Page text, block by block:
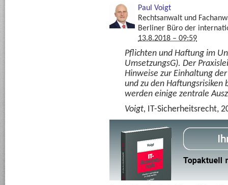
Paul Voigt
Rechtsanwalt und
Berliner Büro der
13.8.2018 – 09:59
Pflichten und Haftung im
UmsetzungsG). Der
Hinweise zur Einhaltung
und zu den Haftungsrisiken
werden einige zentrale
Voigt, IT-Sicherheitsrecht,